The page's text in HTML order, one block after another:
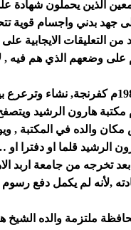
الذين يحملون شهادة
جهد بدني واجسام قوية
التعليقات الايجابية
على وضعهم الذي هم فيه ,
بطل قصتنا لهذا اليوم هو الشاب هارون هذال محسن بني
هارون الرشيد
والده في المكتبة ,
الرشيد قلما او دفترا
تخرجه من جامعة اربد
وشهادته ,لأنه لم يكمل
ملتزمة والده